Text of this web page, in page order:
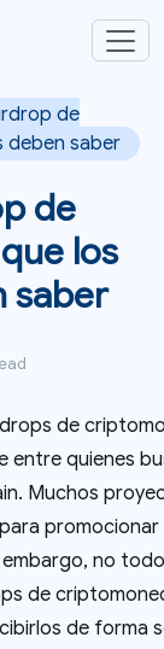
de
deben saber
de
los
saber
de
entre quienes
Muchos
promocionar
no
de
de forma